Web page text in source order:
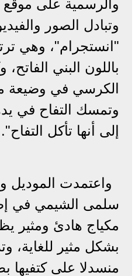
والرسمية على موقع
وتبادل الصور
"انستجرام"، وهي
باللون البني
الكرسي في وضيعة
وتمسك التفاح في
إلى أنها تأكل التفاح".
واعتمدت الموديل
سلمى الشيمي في
مكياج هادئ ومثير
بشكل مثير للغاية،
منسدلا على كتفيها